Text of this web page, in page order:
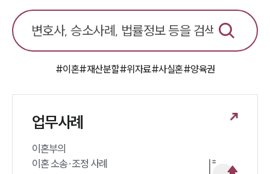
이혼 양육비계산기
상간자위자료계산기
구성원 소개
#이혼#재산분할#위자료#사실혼#양육권
업무사례
이혼부의
이혼 소송·조정 사례